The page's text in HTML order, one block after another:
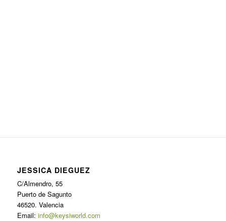
JESSICA DIEGUEZ
C/Almendro, 55
Puerto de Sagunto
46520. Valencia
Email: info@keysiworld.com